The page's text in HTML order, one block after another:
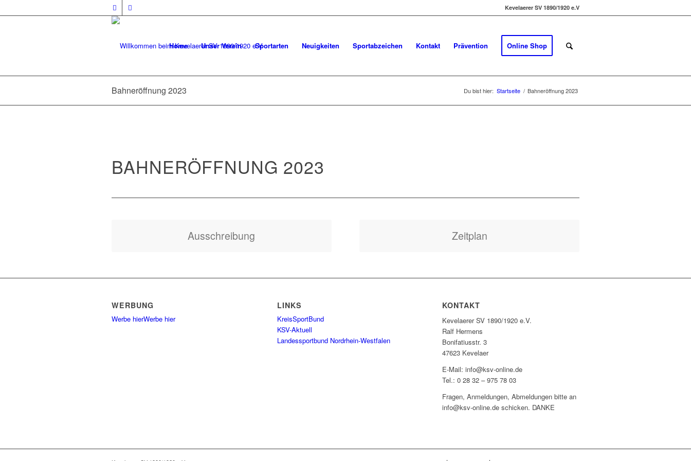
Kevelaerer SV 1890/1920 e.V
Home Unser Verein Sportarten Neuigkeiten Sportabzeichen Kontakt Prävention Online Shop
Bahneröffnung 2023 Du bist hier: Startseite / Bahneröffnung 2023
BAHNERÖFFNUNG 2023
Ausschreibung Zeitplan
WERBUNG
Werbe hierWerbe hier
LINKS
KreisSportBund
KSV-Aktuell
Landessportbund Nordrhein-Westfalen
KONTAKT
Kevelaerer SV 1890/1920 e.V.
Ralf Hermens
Bonifatiusstr. 3
47623 Kevelaer
E-Mail: info@ksv-online.de
Tel.: 0 28 32 – 975 78 03
Fragen, Anmeldungen, Abmeldungen bitte an
info@ksv-online.de schicken. DANKE